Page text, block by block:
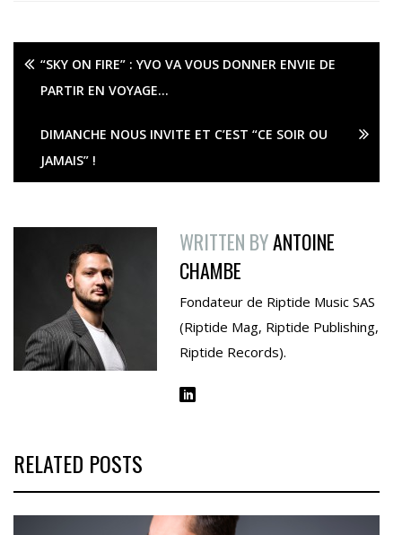
“SKY ON FIRE” : YVO VA VOUS DONNER ENVIE DE
PARTIR EN VOYAGE…
DIMANCHE NOUS INVITE ET C’EST “CE SOIR OU
JAMAIS” !
WRITTEN BYANTOINE
CHAMBE
Fondateur de Riptide Music SAS
(Riptide Mag, Riptide Publishing,
Riptide Records).
RELATED POSTS